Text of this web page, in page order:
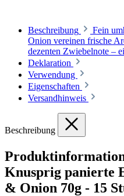
Beschreibung
Fein
Onion vereinen frische
dezenten Zwiebelnote –
Deklaration
Verwendung
Eigenschaften
Versandhinweis
Beschreibung
Knusprig panierte
& Onion 70g - 15